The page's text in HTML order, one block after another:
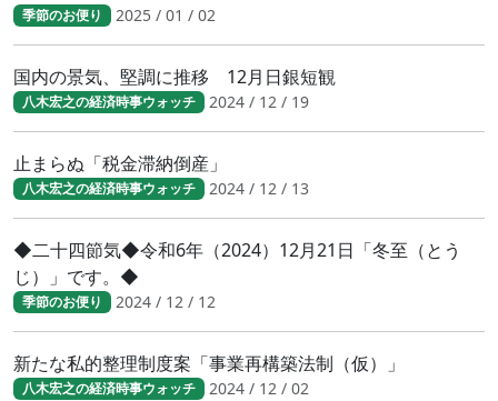
季節のお便り 2025 / 01 / 02
国内の景気、堅調に推移 12月日銀短観
八木宏之の経済時事ウォッチ 2024 / 12 / 19
止まらぬ「税金滞納倒産」
八木宏之の経済時事ウォッチ 2024 / 12 / 13
◆二十四節気◆令和6年（2024）12月21日「冬至（とう
じ）」です。◆
季節のお便り 2024 / 12 / 12
新たな私的整理制度案「事業再構築法制（仮）」
八木宏之の経済時事ウォッチ 2024 / 12 / 02